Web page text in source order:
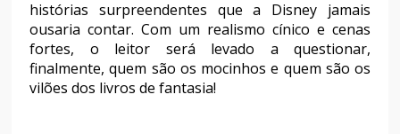
histórias surpreendentes que a Disney jamais
ousaria contar. Com um realismo cínico e cenas
fortes, o leitor será levado a questionar,
finalmente, quem são os mocinhos e quem são os
vilões dos livros de fantasia!